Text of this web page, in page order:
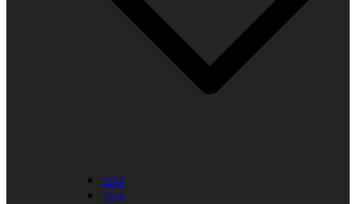
2009
2008